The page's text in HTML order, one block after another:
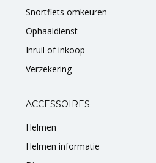
V-snaren
Variateurs
Verlichting
Snortfiets omkeuren
Ophaaldienst
Inruil of inkoop
Verzekering
ACCESSOIRES
Helmen
Helmen informatie